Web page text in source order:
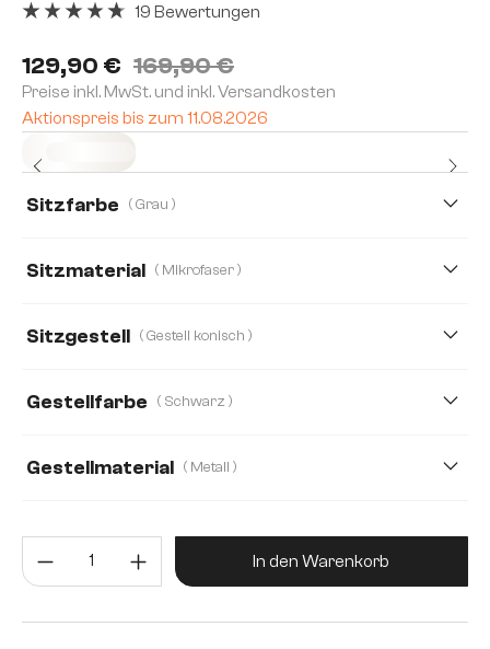
129,90 € 169,90 €
Preise inkl. MwSt. und inkl. Versandkosten
Aktionspreis bis zum 11.08.2026
19 Bewertungen
Sitzfarbe ( Grau )
Sitzmaterial ( Mikrofaser )
Echt Leder Mikrofaser/Bouclé
Mikrofaser/Bouclé, Mikrofaser
Sitzgestell ( Gestell konisch )
Gestellfarbe ( Schwarz )
Gestellmaterial ( Metall )
Eiche Holz Produkt Anzahl: Gib den
In den Warenkorb